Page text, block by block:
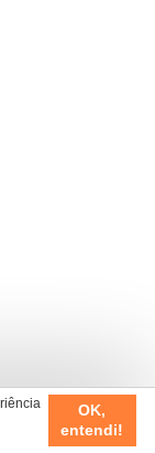
OK,
entendi!